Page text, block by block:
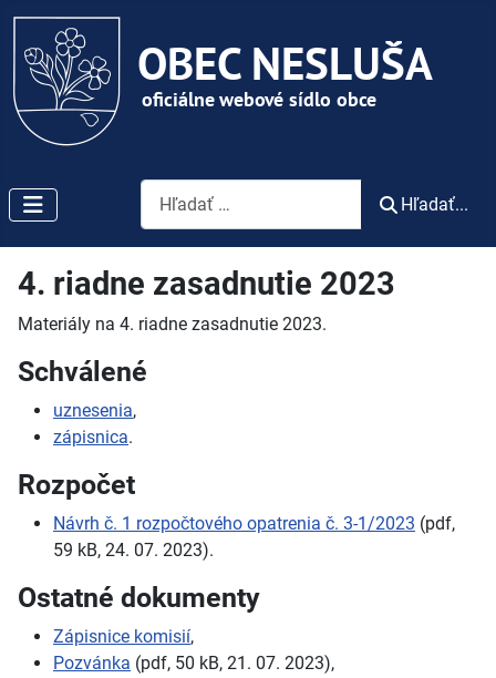
Vyhľadávanie
Hľadať...
4. riadne zasadnutie 2023
Materiály na 4. riadne zasadnutie 2023.
Schválené
uznesenia,
zápisnica.
Rozpočet
Návrh č. 1 rozpočtového opatrenia č. 3-1/2023 (pdf,
59 kB, 24. 07. 2023).
Ostatné dokumenty
Zápisnice komisií,
Pozvánka (pdf, 50 kB, 21. 07. 2023),